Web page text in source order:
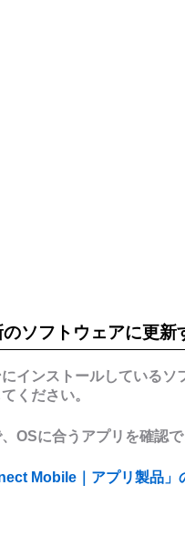
ソフトウェアに更新
インストールしているソ
ください。
OSに合うアプリを確認で
Mobile｜アプリ製品」